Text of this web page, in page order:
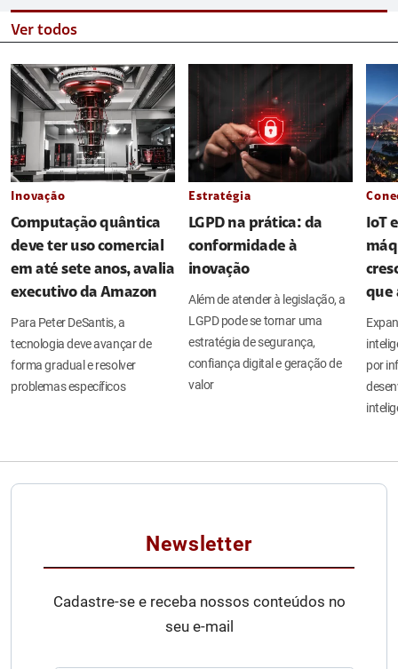
Ver todos
Inovação
Computação quântica
deve ter uso comercial
em até sete anos, avalia
executivo da Amazon
Para Peter DeSantis, a
tecnologia deve avançar de
forma gradual e resolver
problemas específicos
Estratégia
LGPD na prática: da
conformidade à
inovação
Além de atender à legislação, a
LGPD pode se tornar uma
estratégia de segurança,
confiança digital e geração de
valor
IoT
que
por
Newsletter
Cadastre-se e receba nossos conteúdos no
seu e-mail